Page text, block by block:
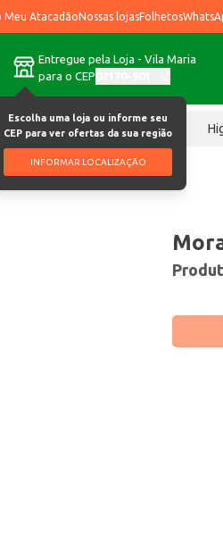
Meu AtacadãoNossas lojasFolhetos
Entregue pela Loja - Vila Maria
para o CEP
Escolha uma loja ou informe seu
CEP para ver ofertas da sua região
INFORMAR LOCALIZAÇÃO
Chocolates
Marchi Congelado 1,2kg